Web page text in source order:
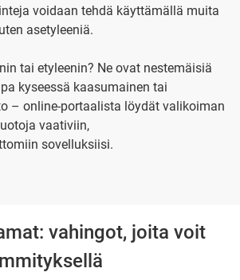
voidaan tehdä käyttämällä muita
asetyleeniä.
tai etyleenin? Ne ovat nestemäisiä
kyseessä kaasumainen tai
– online-portaalista löydät valikoiman
vaativiin,
sovelluksiisi.
vahingot, joita voit